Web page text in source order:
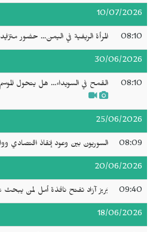
10/07/2026
08:10 المرأة الريفية في اليمن... حضور
30/06/2026
08:10 القمح في السويداء... هل يتحول
25/06/2026
08:09 السوريون بين وعود إنقاذ اقتصادي
20/06/2026
09:40 بَريز آزاد تفتح نافذة أمل لمن يبحث
18/06/2026